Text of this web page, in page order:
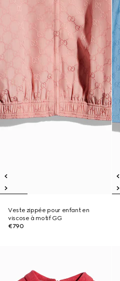
Veste zippée pour enfant en
viscose à motif GG
€790